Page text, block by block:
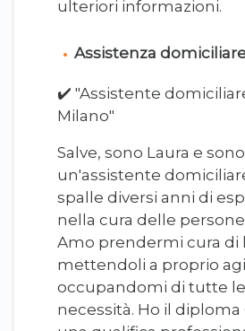
ulteriori informazioni.
Assistenza
✔️ "Assistente
Milano"
Salve, sono Laura e sono
un'assistente
spalle diversi anni di
nella cura delle
Amo prendermi cura di
mettendoli a proprio
occupandomi di tutte
necessità. Ho il diploma